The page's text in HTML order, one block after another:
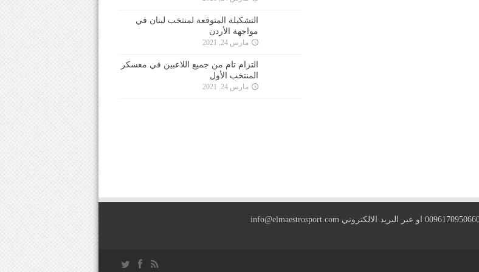
التشكيلة المتوقعة لمنتخب لبنان في
مواجهة الأردن
مارس 24, 2021
التزام تام من جميع اللاعبين في معسكر
المنتخب الأول
مارس 24, 2021
info@elmaestrosport.com